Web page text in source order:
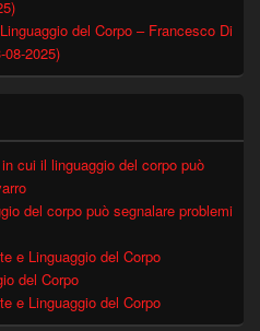
del Corpo – Francesco Di
2025)
cui il linguaggio del corpo può
del corpo può segnalare problemi
e Linguaggio del Corpo
del Corpo
e Linguaggio del Corpo